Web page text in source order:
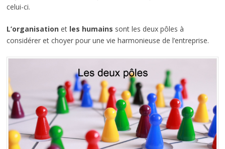
celui-ci.
L’organisationet les humains sont les deux pôles à
considérer et choyer pour une vie harmonieuse de l’entreprise.